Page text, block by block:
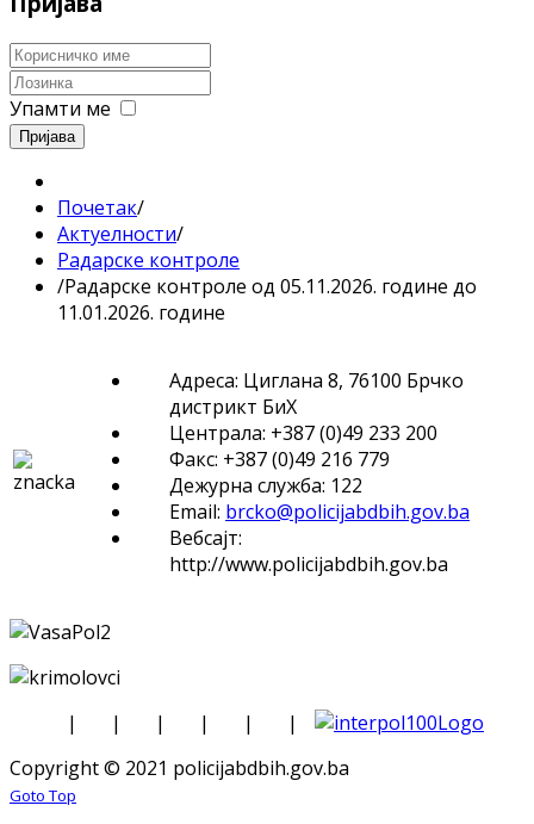
Упамти ме
Пријава
Почетак/
Актуелности/
Радарске контроле
/Радарске контроле од 05.11.2026. године до
11.01.2026. године
Адреса: Циглана 8, 76100 Брчко
дистрикт БиХ
Централа: +387 (0)49 233 200
Факс: +387 (0)49 216 779
Дежурна служба: 122
Email: brcko@policijabdbih.gov.ba
Вебсајт:
http://www.policijabdbih.gov.ba
| | | | |
|
Copyright © 2021 policijabdbih.gov.ba
Goto Top